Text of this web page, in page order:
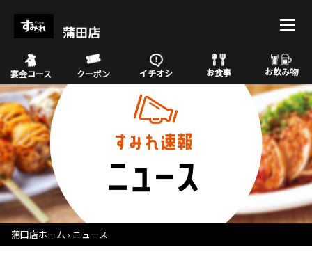
蒲田店
宴会コース クーポン イチオシ お食事 お飲み物
蒲田店ホーム ニュース